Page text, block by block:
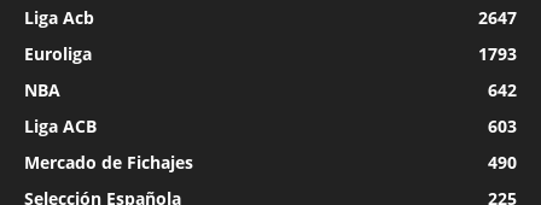
Liga Acb
2647
Euroliga
1793
NBA
642
Liga ACB
603
Mercado de Fichajes
490
Selección Española
225